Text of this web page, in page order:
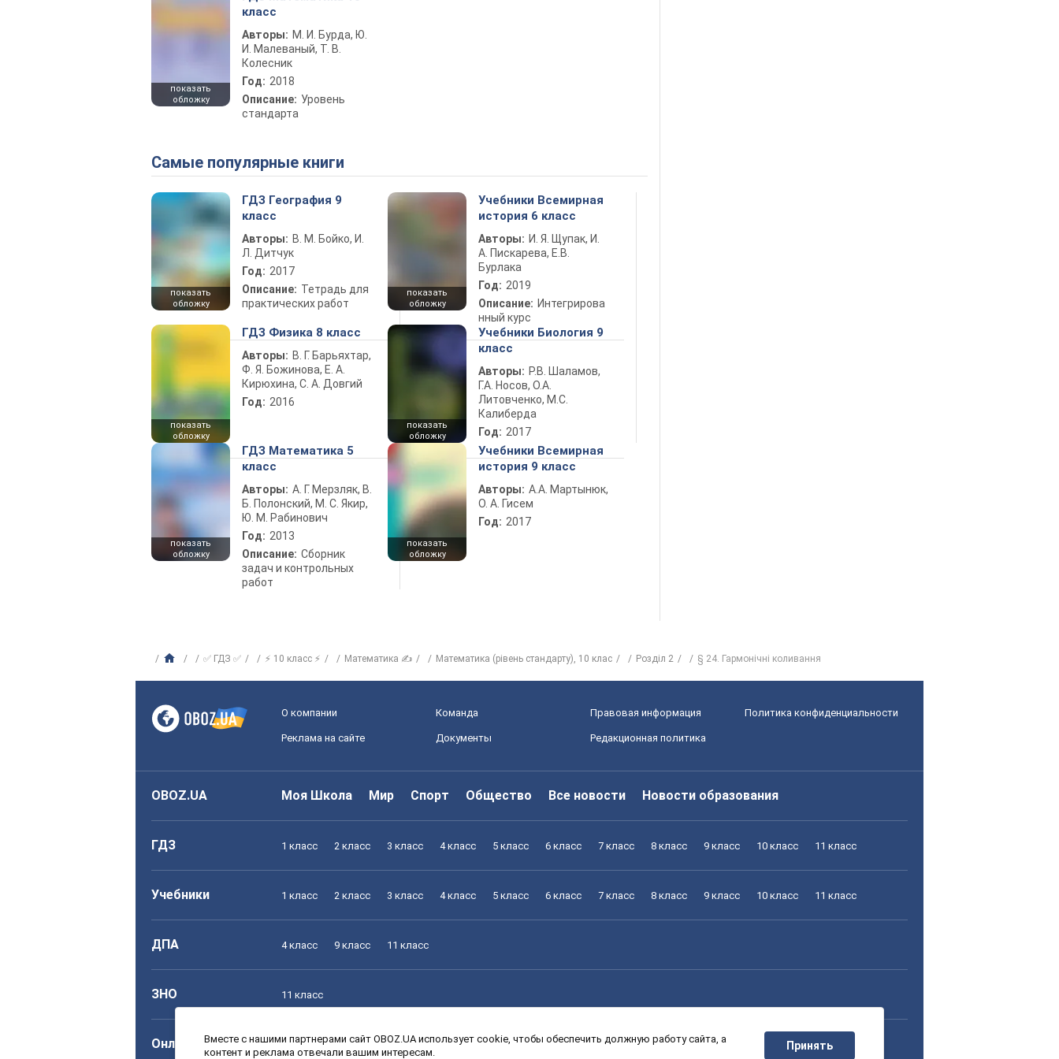
показать
обложку
класс
Авторы: М. И. Бурда, Ю.
И. Малеваный, Т. В.
Колесник
Год: 2018
Описание: Уровень
стандарта
Самые популярные книги
показать
обложку
ГДЗ География 9
класс
Авторы: В. М. Бойко, И.
Л. Дитчук
Год: 2017
Описание: Тетрадь для
практических работ
показать
обложку
Учебники Всемирная
история 6 класс
Авторы: И. Я. Щупак, И.
А. Пискарева, Е.В.
Бурлака
Год: 2019
Описание: Интегрирова
нный курс
показать
обложку
ГДЗ Физика 8 класс
Авторы: В. Г. Барьяхтар,
Ф. Я. Божинова, Е. А.
Кирюхина, С. А. Довгий
Год: 2016
показать
обложку
Учебники Биология 9
класс
Авторы: Р.В. Шаламов,
Г.А. Носов, О.А.
Литовченко, М.С.
Калиберда
Год: 2017
показать
обложку
ГДЗ Математика 5
класс
Авторы: А. Г. Мерзляк, В.
Б. Полонский, М. С. Якир,
Ю. М. Рабинович
Год: 2013
Описание: Сборник
задач и контрольных
работ
показать
обложку
Учебники Всемирная
история 9 класс
Авторы: А.А. Мартынюк,
О. А. Гисем
Год: 2017
✅ ГДЗ ✅ ⚡ 10 класс ⚡ Математика ✍ Математика (рівень стандарту), 10 клас Розділ 2 § 24. Гармонічні коливання
О компании Команда Правовая информация Политика конфиденциальности
Реклама на сайте Документы Редакционная политика
OBOZ.UA Моя Школа Мир Спорт Общество Все новости Новости образования
ГДЗ 1 класс 2 класс 3 класс 4 класс 5 класс 6 класс 7 класс 8 класс 9 класс 10 класс 11 класс
Учебники 1 класс 2 класс 3 класс 4 класс 5 класс 6 класс 7 класс 8 класс 9 класс 10 класс 11 класс
ДПА 4 класс 9 класс 11 класс
ЗНО 11 класс
Онлайн уроки 1 класс 2 класс 3 класс 4 класс 5 класс 6 класс 7 класс 8 класс 9 класс 10 класс 11 класс
Вместе с нашими партнерами сайт OBOZ.UA использует cookie, чтобы обеспечить должную работу сайта, а
контент и реклама отвечали вашим интересам.
Принять